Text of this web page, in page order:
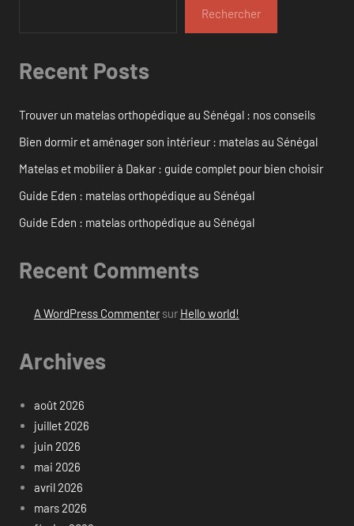
Rechercher
Recent Posts
Trouver un matelas orthopédique au Sénégal : nos conseils
Bien dormir et aménager son intérieur : matelas au Sénégal
Matelas et mobilier à Dakar : guide complet pour bien choisir
Guide Eden : matelas orthopédique au Sénégal
Guide Eden : matelas orthopédique au Sénégal
Recent Comments
A WordPress Commentersur Hello world!
Archives
août 2026
juillet 2026
juin 2026
mai 2026
avril 2026
mars 2026